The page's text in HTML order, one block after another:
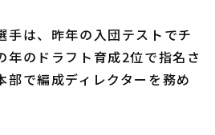
ファローズ
クホークス
は、昨年の入団テストでチ
年のドラフト育成2位で指名さ
部で編成ディレクターを務め